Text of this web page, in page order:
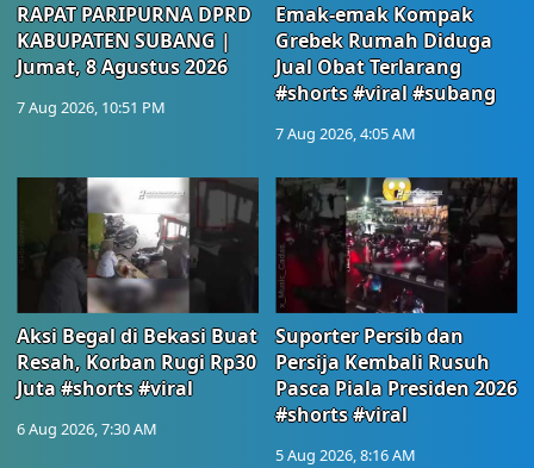
RAPAT PARIPURNA DPRD
KABUPATEN SUBANG |
Jumat, 8 Agustus 2026
7 Aug 2026, 10:51 PM
Emak-emak Kompak
Grebek Rumah Diduga
Jual Obat Terlarang
#shorts #viral #subang
7 Aug 2026, 4:05 AM
Aksi Begal di Bekasi Buat
Resah, Korban Rugi Rp30
Juta #shorts #viral
6 Aug 2026, 7:30 AM
Suporter Persib dan
Persija Kembali Rusuh
Pasca Piala Presiden 2026
#shorts #viral
5 Aug 2026, 8:16 AM